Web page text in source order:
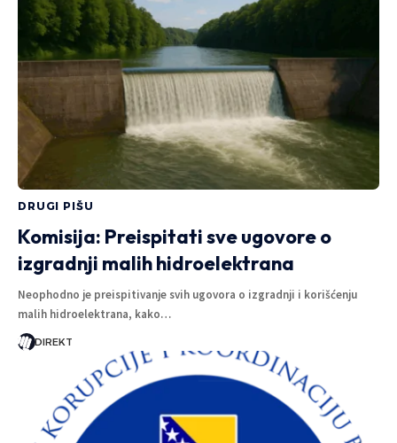
DRUGI PIŠU
Komisija: Preispitati sve ugovore o
izgradnji malih hidroelektrana
Neophodno je preispitivanje svih ugovora o izgradnji i korišćenju
malih hidroelektrana, kako…
DIREKT